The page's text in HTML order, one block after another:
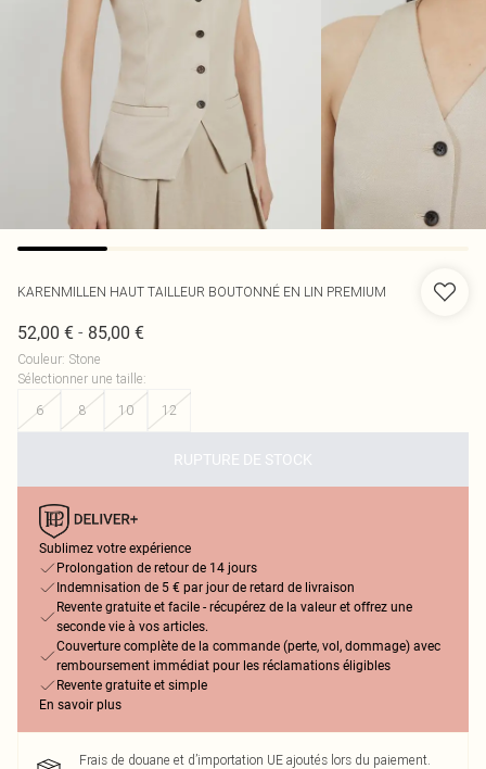
KARENMILLEN HAUT TAILLEUR BOUTONNÉ EN LIN PREMIUM
52,00 € - 85,00 €
Couleur: Stone
Sélectionner une taille:
6
8 10 12
RUPTURE DE STOCK
Sublimez votre expérience
Prolongation de retour de 14 jours
Indemnisation de 5 € par jour de retard de livraison
Revente gratuite et facile - récupérez de la valeur et offrez une
seconde vie à vos articles.
Couverture complète de la commande (perte, vol, dommage) avec
remboursement immédiat pour les réclamations éligibles
Revente gratuite et simple
En savoir plus
Frais de douane et d’importation UE ajoutés lors du paiement.